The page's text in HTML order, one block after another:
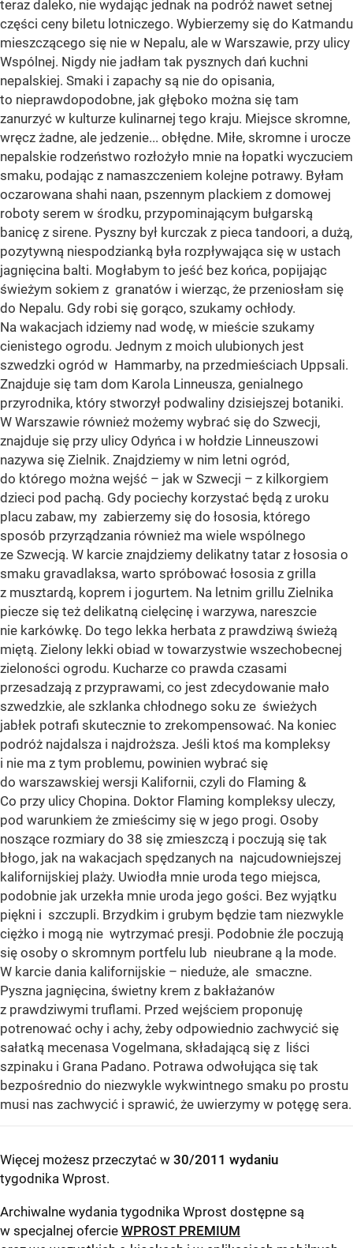
teraz daleko, nie wydając jednak na podróż nawet setnej
części ceny biletu lotniczego. Wybierzemy się do Katmandu
mieszczącego się nie w Nepalu, ale w Warszawie, przy ulicy
Wspólnej. Nigdy nie jadłam tak pysznych dań kuchni
nepalskiej. Smaki i zapachy są nie do opisania,
to nieprawdopodobne, jak głęboko można się tam
zanurzyć w kulturze kulinarnej tego kraju. Miejsce skromne,
wręcz żadne, ale jedzenie... obłędne. Miłe, skromne i urocze
nepalskie rodzeństwo rozłożyło mnie na łopatki wyczuciem
smaku, podając z namaszczeniem kolejne potrawy. Byłam
oczarowana shahi naan, pszennym plackiem z domowej
roboty serem w środku, przypominającym bułgarską
banicę z sirene. Pyszny był kurczak z pieca tandoori, a dużą,
pozytywną niespodzianką była rozpływająca się w ustach
jagnięcina balti. Mogłabym to jeść bez końca, popijając
świeżym sokiem z granatów i wierząc, że przeniosłam się
do Nepalu. Gdy robi się gorąco, szukamy ochłody.
Na wakacjach idziemy nad wodę, w mieście szukamy
cienistego ogrodu. Jednym z moich ulubionych jest
szwedzki ogród w Hammarby, na przedmieściach Uppsali.
Znajduje się tam dom Karola Linneusza, genialnego
przyrodnika, który stworzył podwaliny dzisiejszej botaniki.
W Warszawie również możemy wybrać się do Szwecji,
znajduje się przy ulicy Odyńca i w hołdzie Linneuszowi
nazywa się Zielnik. Znajdziemy w nim letni ogród,
do którego można wejść – jak w Szwecji – z kilkorgiem
dzieci pod pachą. Gdy pociechy korzystać będą z uroku
placu zabaw, my zabierzemy się do łososia, którego
sposób przyrządzania również ma wiele wspólnego
ze Szwecją. W karcie znajdziemy delikatny tatar z łososia o
smaku gravadlaksa, warto spróbować łososia z grilla
z musztardą, koprem i jogurtem. Na letnim grillu Zielnika
piecze się też delikatną cielęcinę i warzywa, nareszcie
nie karkówkę. Do tego lekka herbata z prawdziwą świeżą
miętą. Zielony lekki obiad w towarzystwie wszechobecnej
zieloności ogrodu. Kucharze co prawda czasami
przesadzają z przyprawami, co jest zdecydowanie mało
szwedzkie, ale szklanka chłodnego soku ze świeżych
jabłek potrafi skutecznie to zrekompensować. Na koniec
podróż najdalsza i najdroższa. Jeśli ktoś ma kompleksy
i nie ma z tym problemu, powinien wybrać się
do warszawskiej wersji Kalifornii, czyli do Flaming &
Co przy ulicy Chopina. Doktor Flaming kompleksy uleczy,
pod warunkiem że zmieścimy się w jego progi. Osoby
noszące rozmiary do 38 się zmieszczą i poczują się tak
błogo, jak na wakacjach spędzanych na najcudowniejszej
kalifornijskiej plaży. Uwiodła mnie uroda tego miejsca,
podobnie jak urzekła mnie uroda jego gości. Bez wyjątku
piękni i szczupli. Brzydkim i grubym będzie tam niezwykle
ciężko i mogą nie wytrzymać presji. Podobnie źle poczują
się osoby o skromnym portfelu lub nieubrane ą la mode.
W karcie dania kalifornijskie – nieduże, ale smaczne.
Pyszna jagnięcina, świetny krem z bakłażanów
z prawdziwymi truflami. Przed wejściem proponuję
potrenować ochy i achy, żeby odpowiednio zachwycić się
sałatką mecenasa Vogelmana, składającą się z liści
szpinaku i Grana Padano. Potrawa odwołująca się tak
bezpośrednio do niezwykle wykwintnego smaku po prostu
musi nas zachwycić i sprawić, że uwierzymy w potęgę sera.
Więcej możesz przeczytać w 30/2011 wydaniu
tygodnika Wprost.
Archiwalne wydania tygodnika Wprost dostępne są
w specjalnej ofercie WPROST PREMIUM